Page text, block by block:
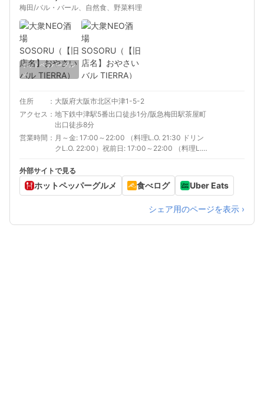
梅田/バル・バール、自然食、野菜料理
ホットペッパーグル
メ
住所
大阪府大阪市北区中津1-5-2
アクセス
地下鉄中津駅5番出口徒歩1分/阪急梅田駅茶屋町
出口徒歩8分
営業時間
月～金: 17:00～22:00 （料理L.O. 21:30 ドリン
クL.O. 22:00）祝前日: 17:00～22:00 （料理L.O.
外部サイトで見る
ホットペッパーグルメ 食べログ Uber Eats
シェア用のページを表示 ›